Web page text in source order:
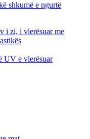
shkumë e ngurtë
UV e vlerësuar